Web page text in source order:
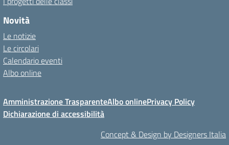
Novità
Le notizie
Le circolari
Calendario eventi
Albo online
Amministrazione TrasparenteAlbo onlinePrivacy Policy
Dichiarazione di accessibilità
Concept & Design by Designers Italia